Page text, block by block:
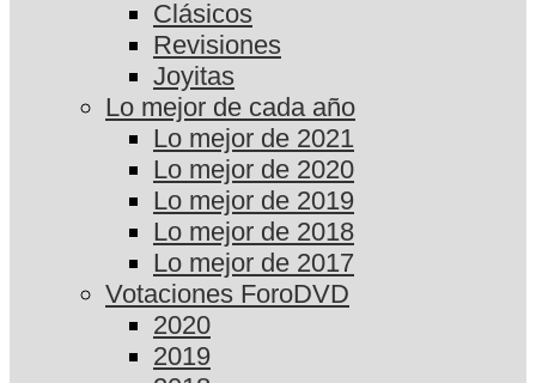
Clásicos
Revisiones
Joyitas
Lo mejor de cada año
Lo mejor de 2021
Lo mejor de 2020
Lo mejor de 2019
Lo mejor de 2018
Lo mejor de 2017
Votaciones ForoDVD
2020
2019